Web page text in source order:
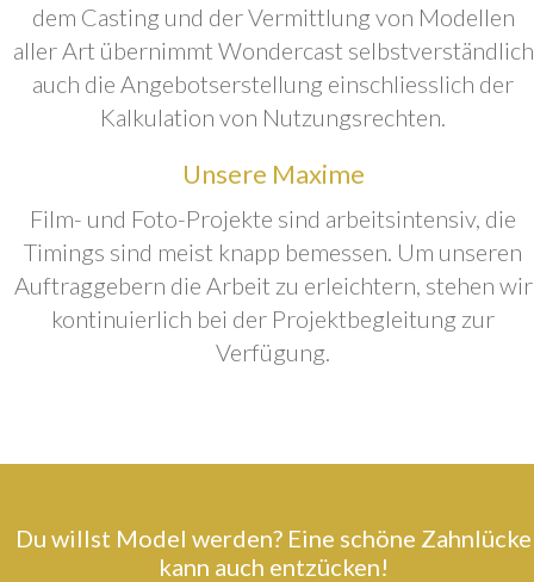
dem Casting und der Vermittlung von Modellen
aller Art übernimmt Wondercast selbstverständlich
auch die Angebotserstellung einschliesslich der
Kalkulation von Nutzungsrechten.
Unsere Maxime
Film- und Foto-Projekte sind arbeitsintensiv, die
Timings sind meist knapp bemessen. Um unseren
Auftraggebern die Arbeit zu erleichtern, stehen wir
kontinuierlich bei der Projektbegleitung zur
Verfügung.
Du willst Model werden? Eine schöne Zahnlücke
kann auch entzücken!